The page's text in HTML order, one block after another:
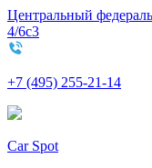
Центральный
4/6с3
+7 (495) 255-21-14
Car Spot